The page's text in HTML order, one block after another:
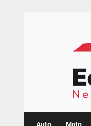
Auto Moto